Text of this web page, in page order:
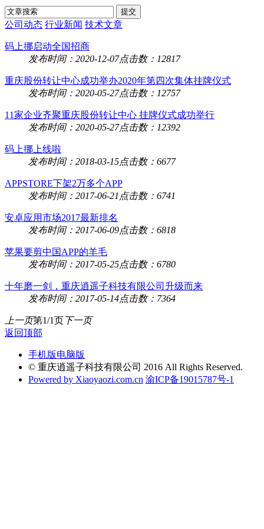
公司动态 行业新闻 技术文章
码上挪启动全国招商
发布时间：2020-12-07点击数：12817
重庆股份转让中心成功举办2020年第四次集体挂牌仪式
发布时间：2020-05-27点击数：12757
11家企业齐聚重庆股份转让中心 挂牌仪式成功举行
发布时间：2020-05-27点击数：12392
码上挪上线啦
发布时间：2018-03-15点击数：6677
APPSTORE下架2万多个APP
发布时间：2017-06-21 点击数：6741
安卓应用市场2017最新排名
发布时间：2017-06-09点击数：6818
苹果要剪中国APP的羊毛
发布时间：2017-05-25点击数：6780
十年磨一剑，重庆逍遥子科技有限公司升级而来
发布时间：2017-05-14点击数：7364
上一页第1/1页下一页
返回顶部
手机版电脑版
© 重庆逍遥子科技有限公司 2016 All Rights Reserved.
Powered by Xiaoyaozi.com.cn 渝ICP备19015787号-1